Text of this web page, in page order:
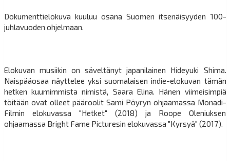
Dokumenttielokuva kuuluu osana Suomen itsenäisyyden 100-
juhlavuoden ohjelmaan.
Elokuvan musiikin on säveltänyt japanilainen Hideyuki Shima.
Naispääosaa näyttelee yksi suomalaisen indie-elokuvan tämän
hetken kuumimmista nimistä, Saara Elina. Hänen viimeisimpiä
töitään ovat olleet pääroolit Sami Pöyryn ohjaamassa Monadi-
Filmin elokuvassa "Hetket" (2018) ja Roope Oleniuksen
ohjaamassa Bright Fame Picturesin elokuvassa "Kyrsyä" (2017).